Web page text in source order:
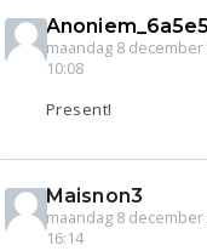
maandag 8 december
10:08
Present!
Maisnon3
maandag 8 december
16:14